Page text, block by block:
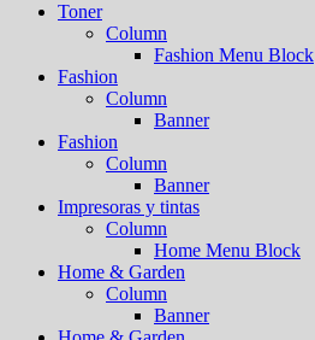
Toner
Column
Fashion Menu Block
Fashion
Column
Banner
Fashion
Column
Banner
Impresoras y tintas
Column
Home Menu Block
Home & Garden
Column
Banner